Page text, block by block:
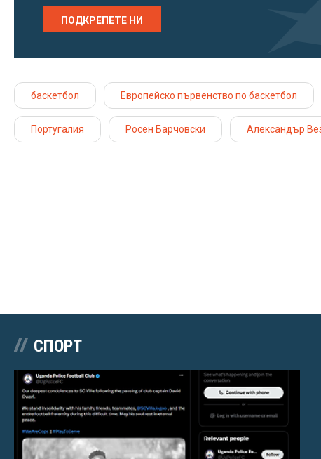
ПОДКРЕПЕТЕ НИ
баскетбол Европейско първенство по баскетбол
Португалия Росен Барчовски Александър
СПОРТ